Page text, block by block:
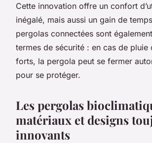
Cette innovation offre un confort
inégalé, mais aussi un gain de
pergolas connectées sont
termes de sécurité : en cas de pluie
forts, la pergola peut se fermer
pour se protéger.
Les pergolas
matériaux et designs
innovants